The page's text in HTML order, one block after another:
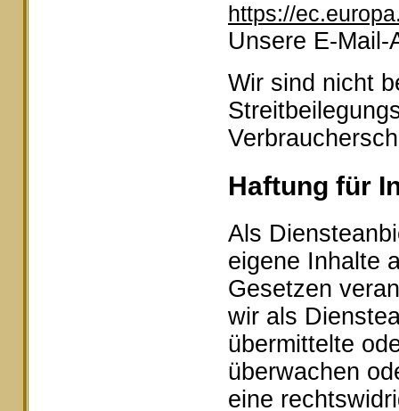
https://
Unsere E-
Wir sind nicht
Haftung für
Als
eigene Inhalte
Gesetzen
wir als
übermittelte
überwachen
eine